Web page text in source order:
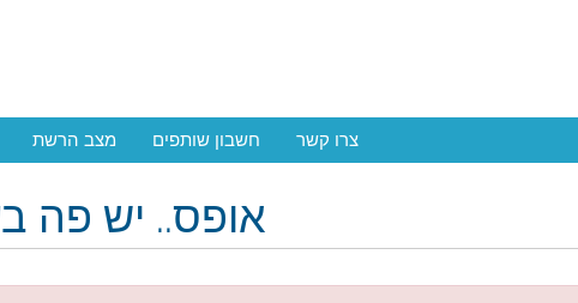
מצב הרשת חשבון שותפים צרו קשר
אופס.. יש פה